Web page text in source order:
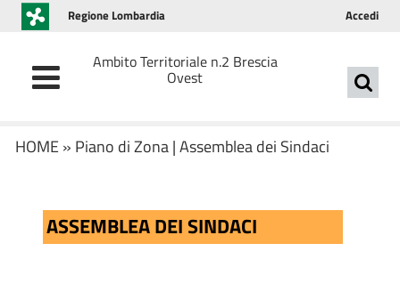
Regione Lombardia Accedi
Ambito Territoriale n.2 Brescia
Ovest
HOME » Piano di Zona|Assemblea dei Sindaci
ASSEMBLEA DEI SINDACI